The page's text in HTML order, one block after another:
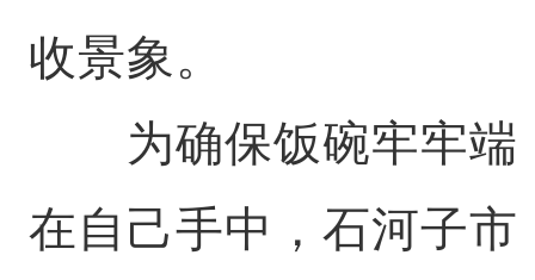
收景象。
为确保饭碗牢牢端
在自己手中，石河子市